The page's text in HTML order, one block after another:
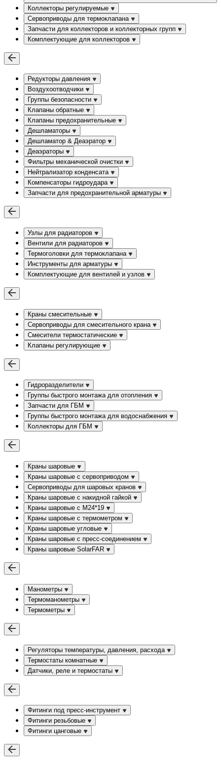
Коллекторы регулируемые
Сервоприводы для термоклапана
Запчасти для коллекторов и коллекторных групп
Комплектующие для коллекторов
Редукторы давления
Воздухоотводчики
Группы безопасности
Клапаны обратные
Клапаны предохранительные
Дешламаторы
Дешламатор & Деаэратор
Деаэраторы
Фильтры механической очистки
Нейтрализатор конденсата
Компенсаторы гидроудара
Запчасти для предохранительной арматуры
Узлы для радиаторов
Вентили для радиаторов
Термоголовки для термоклапана
Инструменты для арматуры
Комплектующие для вентилей и узлов
Краны смесительные
Сервоприводы для смесительного крана
Смесители термостатические
Клапаны регулирующие
Гидроразделители
Группы быстрого монтажа для отопления
Запчасти для ГБМ
Группы быстрого монтажа для водоснабжения
Коллекторы для ГБМ
Краны шаровые
Краны шаровые с сервоприводом
Сервоприводы для шаровых кранов
Краны шаровые с накидной гайкой
Краны шаровые с М24*19
Краны шаровые с термометром
Краны шаровые угловые
Краны шаровые c пресс-соединением
Краны шаровые SolarFAR
Манометры
Термоманометры
Термометры
Регуляторы температуры, давления, расхода
Термостаты комнатные
Датчики, реле и термостаты
Фитинги под пресс-инструмент
Фитинги резьбовые
Фитинги цанговые